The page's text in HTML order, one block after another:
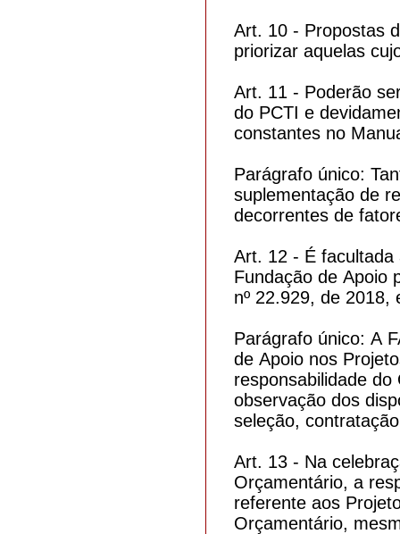
Art. 10 - Propostas
priorizar aquelas
Art. 11 - Poderão
do PCTI e
constantes no
Parágrafo único:
suplementação de
decorrentes de
Art. 12 - É facultada
Fundação de Apoio
nº 22.929, de 2018,
Parágrafo único: A
de Apoio nos
responsabilidade
observação dos
seleção,
Art. 13 - Na
Orçamentário, a
referente aos
Orçamentário,